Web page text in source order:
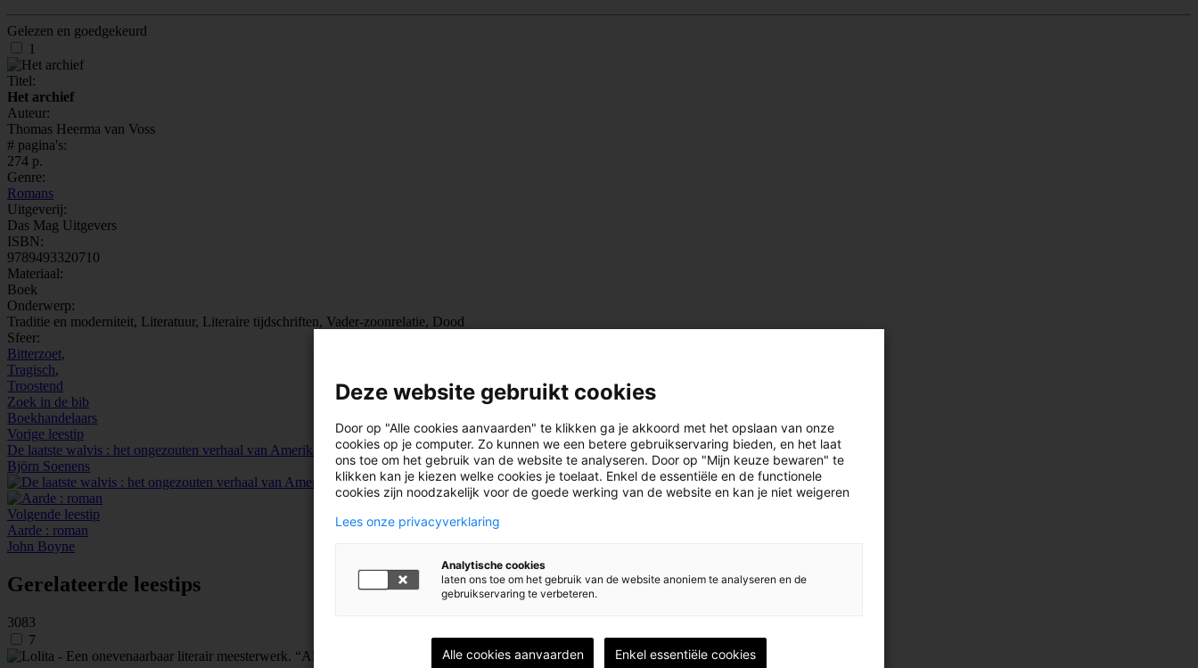
Gelezen en goedgekeurd
1
Titel:
Het archief
Auteur:
Thomas Heerma van Voss
# pagina's:
274 p.
Genre:
Romans
Uitgeverij:
Das Mag Uitgevers
ISBN:
9789493320710
Materiaal:
Boek
Onderwerp:
Traditie en moderniteit, Literatuur, Literaire tijdschriften, Vader-zoonrelatie, Dood
Sfeer:
Bitterzoet,
Tragisch,
Troostend
Zoek in de bib
Boekhandelaars
Vorige leestip
De laatste walvis : het ongezouten verhaal van Amerika
Björn Soenens
Volgende leestip
Aarde : roman
John Boyne
Gerelateerde leestips
3083
7
Deze website gebruikt cookies
Door op "Alle cookies aanvaarden" te klikken ga je akkoord met het opslaan van onze
cookies op je computer. Zo kunnen we een betere gebruikservaring bieden, en het laat
ons toe om het gebruik van de website te analyseren. Door op "Mijn keuze bewaren" te
klikken kan je kiezen welke cookies je toelaat. Enkel de essentiële en de functionele
cookies zijn noodzakelijk voor de goede werking van de website en kan je niet weigeren
Lees onze privacyverklaring
Analytische cookies
laten ons toe om het gebruik van de website anoniem te analyseren en de
gebruikservaring te verbeteren.
Alle cookies aanvaarden Enkel essentiële cookies